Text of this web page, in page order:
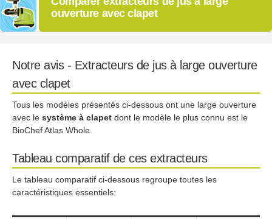
ouverture avec clapet
Notre avis - Extracteurs de jus à large ouverture
avec clapet
Tous les modèles présentés ci-dessous ont une large ouverture
avec le système à clapet dont le modèle le plus connu est le
BioChef Atlas Whole.
Tableau comparatif de ces extracteurs
Le tableau comparatif ci-dessous regroupe toutes les
caractéristiques essentiels: